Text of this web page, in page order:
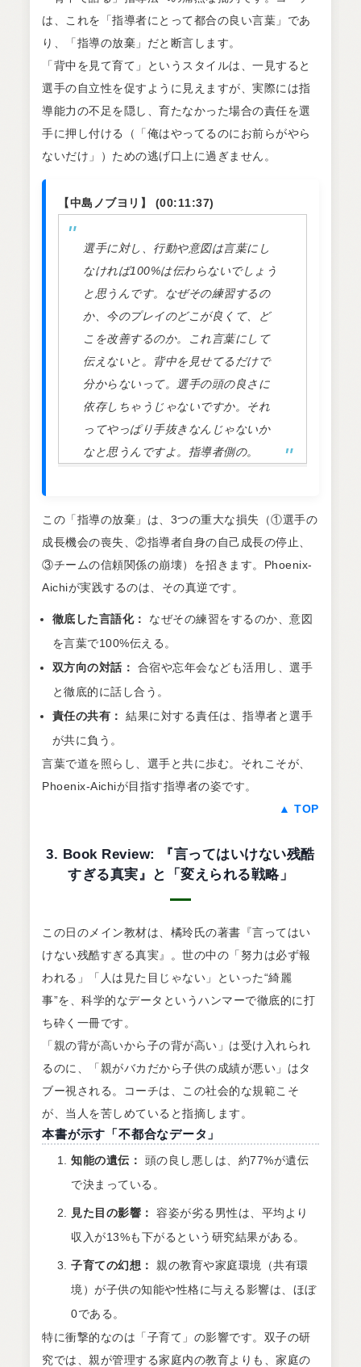
は、これを「指導者にとって都合の良い言葉」であ
り、「指導の放棄」だと断言します。
「背中を見て育て」というスタイルは、一見すると
選手の自立性を促すように見えますが、実際には指
導能力の不足を隠し、育たなかった場合の責任を選
手に押し付ける（「俺はやってるのにお前らがやら
ないだけ」）ための逃げ口上に過ぎません。
【中島ノブヨリ】 (00:11:37)
選手に対し、行動や意図は言葉にし
なければ100%は伝わらないでしょう
と思うんです。なぜその練習するの
か、今のプレイのどこが良くて、ど
こを改善するのか。これ言葉にして
伝えないと。背中を見せてるだけで
分からないって。選手の頭の良さに
依存しちゃうじゃないですか。それ
ってやっぱり手抜きなんじゃないか
なと思うんですよ。指導者側の。
この「指導の放棄」は、3つの重大な損失（①選手の
成長機会の喪失、②指導者自身の自己成長の停止、
③チームの信頼関係の崩壊）を招きます。Phoenix-
Aichiが実践するのは、その真逆です。
徹底した言語化：
なぜその練習をするのか、意図
を言葉で100%伝える。
双方向の対話：
合宿や忘年会なども活用し、選手
と徹底的に話し合う。
責任の共有：
結果に対する責任は、指導者と選手
が共に負う。
言葉で道を照らし、選手と共に歩む。それこそが、
Phoenix-Aichiが目指す指導者の姿です。
▲ TOP
3. Book Review: 『言ってはいけない残酷
すぎる真実』と「変えられる戦略」
この日のメイン教材は、橘玲氏の著書『言ってはい
けない残酷すぎる真実』。世の中の「努力は必ず報
われる」「人は見た目じゃない」といった“綺麗
事”を、科学的なデータというハンマーで徹底的に打
ち砕く一冊です。
「親の背が高いから子の背が高い」は受け入れられ
るのに、「親がバカだから子供の成績が悪い」はタ
ブー視される。コーチは、この社会的な規範こそ
が、当人を苦しめていると指摘します。
本書が示す「不都合なデータ」
知能の遺伝：
頭の良し悪しは、約77%が遺伝
で決まっている。
見た目の影響：
容姿が劣る男性は、平均より
収入が13%も下がるという研究結果がある。
子育ての幻想：
親の教育や家庭環境（共有環
境）が子供の知能や性格に与える影響は、ほぼ
0である。
特に衝撃的なのは「子育て」の影響です。双子の研
究では、親が管理する家庭内の教育よりも、家庭の